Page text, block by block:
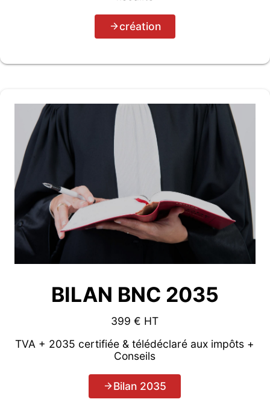
création
BILAN BNC 2035
399 € HT
TVA + 2035 certifiée & télédéclaré aux impôts +
Conseils
Bilan 2035